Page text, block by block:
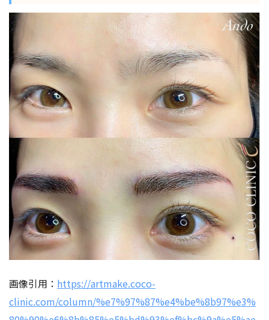
画像引用： https://artmake.coco-
clinic.com/column/%e7%97%87%e4%be%8b97%e3%